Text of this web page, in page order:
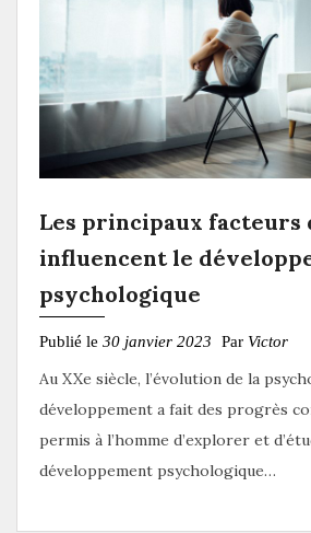
Les principaux facteurs
influencent le
psychologique
Publié le 30 janvier 2023 Par Victor
Au XXe siècle, l’évolution de la
développement a fait des progrès
permis à l’homme d’explorer et
développement psychologique…